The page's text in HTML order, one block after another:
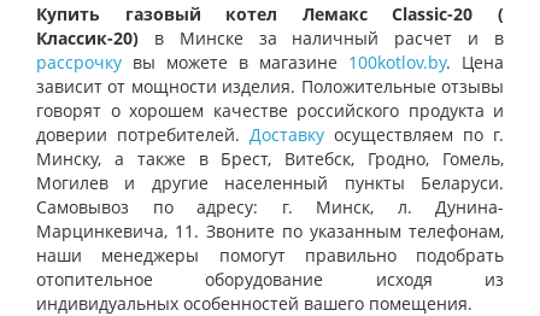
Купить газовый котел ЛемаксClassic-20 (
Классик-20) в Минске за наличный расчет и в
рассрочку вы можете в магазине 100kotlov.by. Цена
зависит от мощности изделия. Положительные отзывы
говорят о хорошем качестве российского продукта и
доверии потребителей. Доставку осуществляем по г.
Минску, а также в Брест, Витебск, Гродно, Гомель,
Могилев и другие населенный пункты Беларуси.
Самовывоз по адресу: г. Минск, л. Дунина-
Марцинкевича, 11. Звоните по указанным телефонам,
наши менеджеры помогут правильно подобрать
отопительное оборудование исходя из
индивидуальных особенностей вашего помещения.